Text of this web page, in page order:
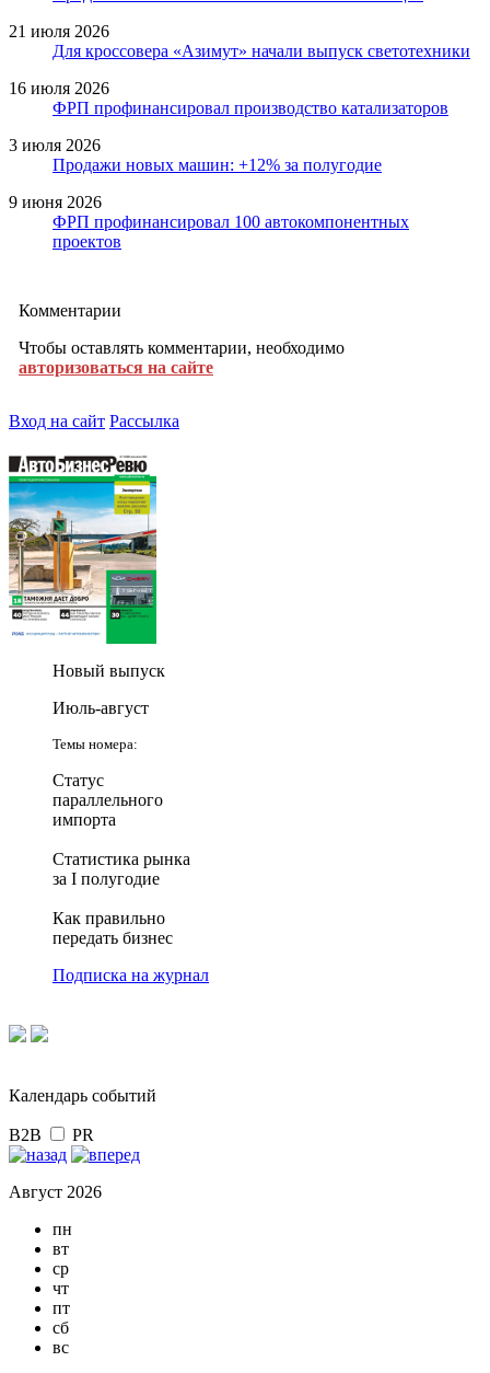
21 июля 2026
Для кроссовера «Азимут» начали выпуск светотехники
16 июля 2026
ФРП профинансировал производство катализаторов
3 июля 2026
Продажи новых машин: +12% за полугодие
9 июня 2026
ФРП профинансировал 100 автокомпонентных
проектов
Комментарии
Чтобы оставлять комментарии, необходимо
авторизоваться на сайте
Вход на сайт Рассылка
Новый выпуск
Июль-август
Темы номера:
Статус
параллельного
импорта
Статистика рынка
за I полугодие
Как правильно
передать бизнес
Подписка на журнал
Календарь событий
B2B PR
Август 2026
пн
вт
ср
чт
пт
сб
вс